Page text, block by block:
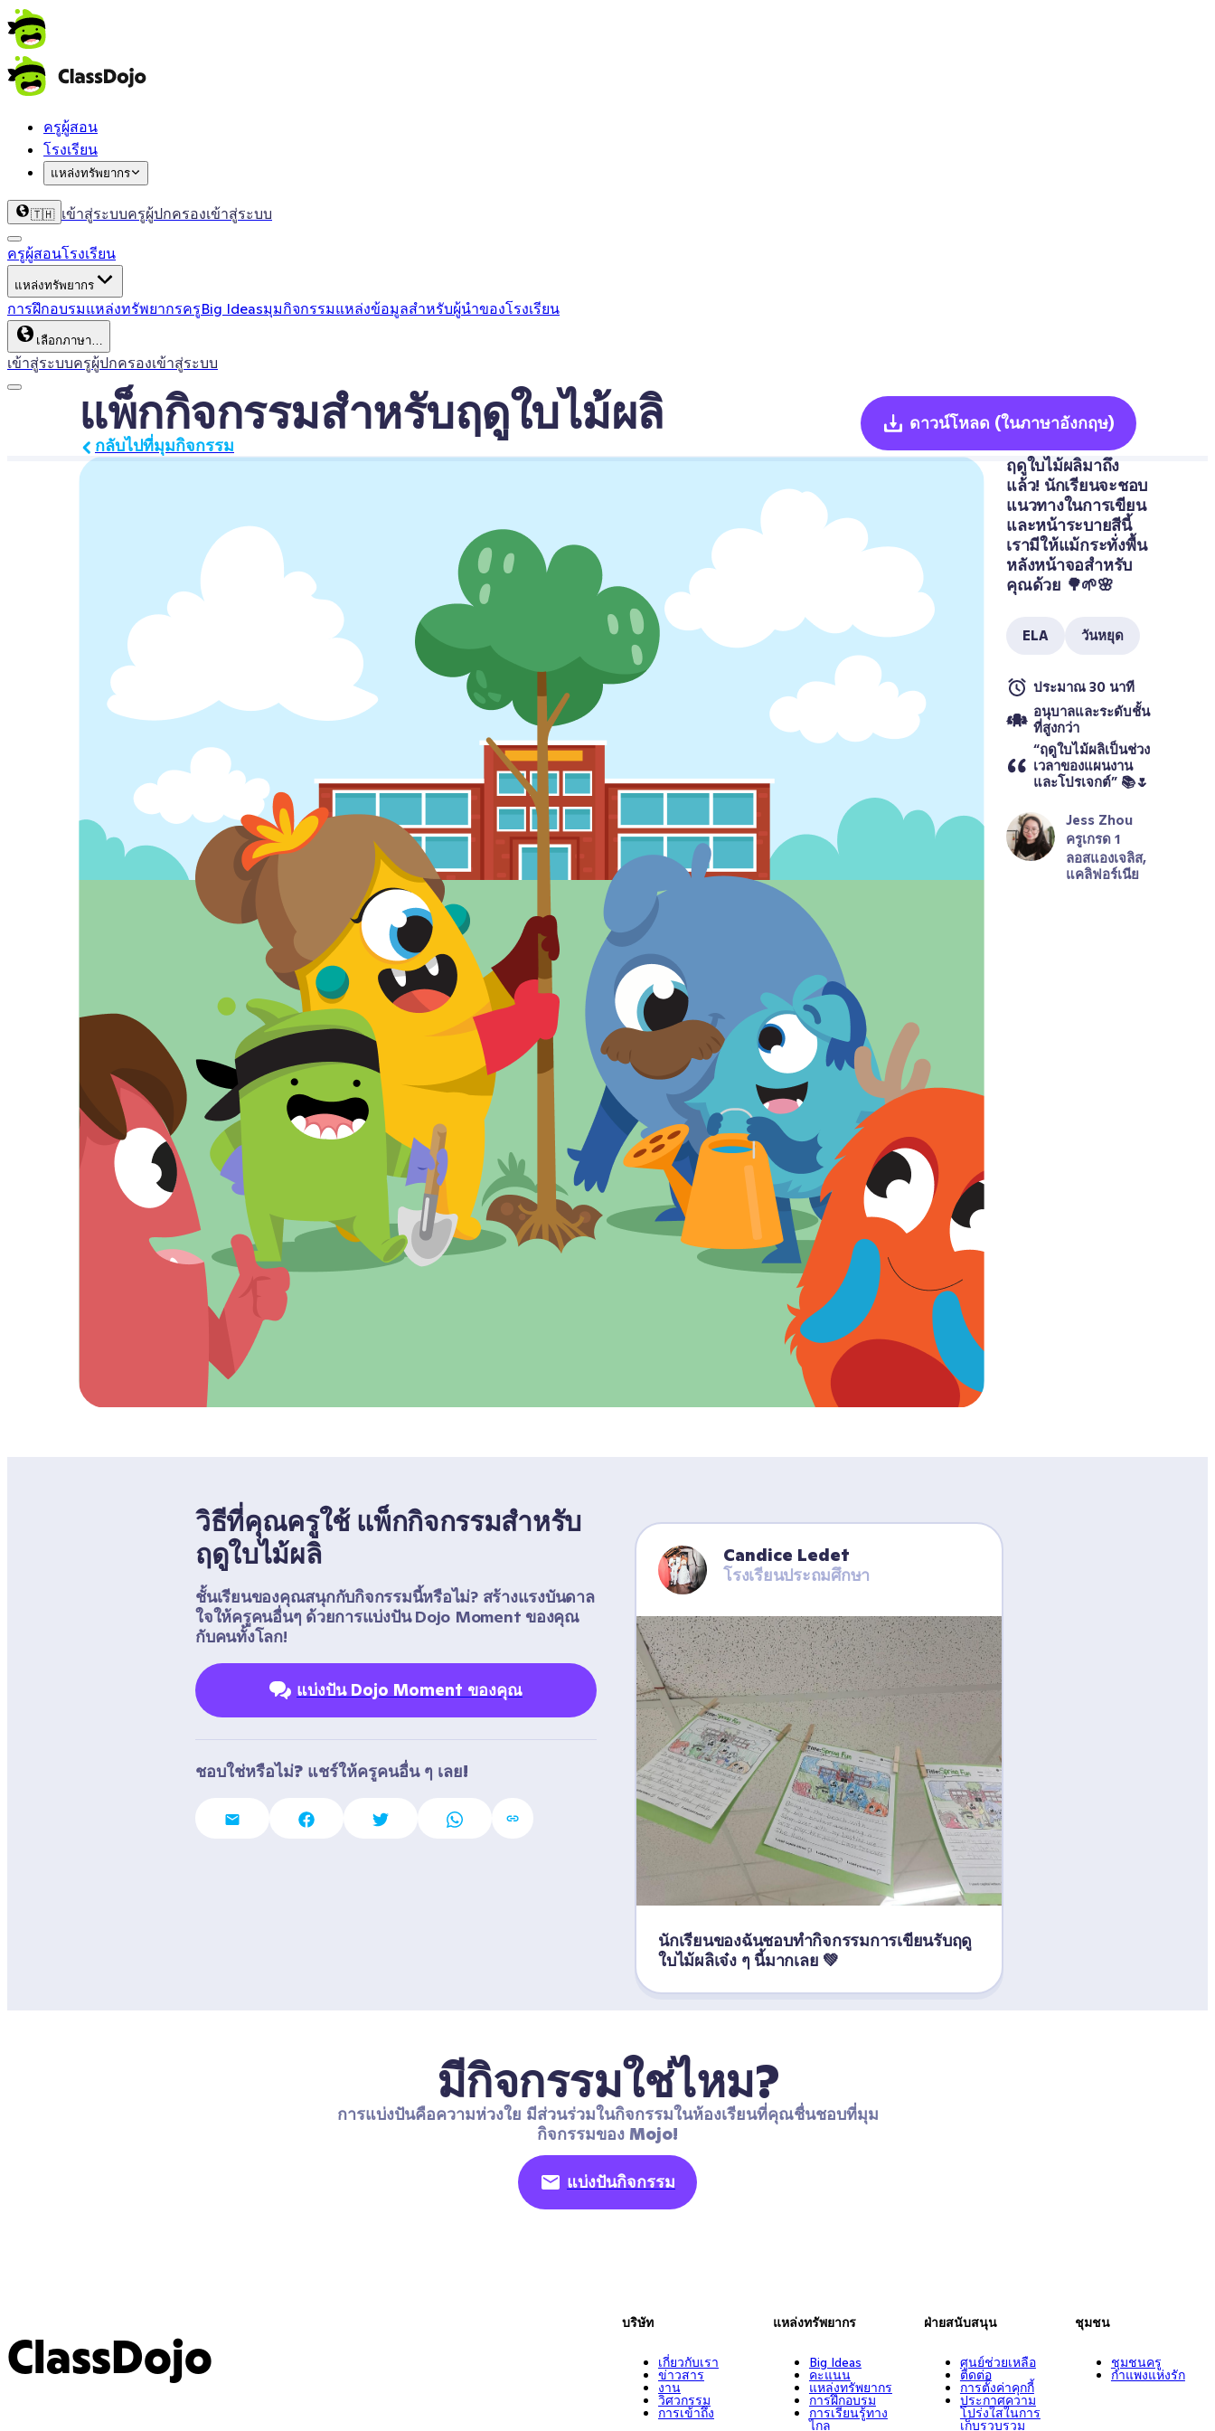
ครูผู้สอน
โรงเรียน
แหล่งทรัพยากร
🇹🇭 เข้าสู่ระบบครูผู้ปกครองเข้าสู่ระบบ
ครูผู้สอนโรงเรียน
แหล่งทรัพยากร
การฝึกอบรมแหล่งทรัพยากรครูBig Ideasมุมกิจกรรมแหล่งข้อมูลสำหรับผู้นำของโรงเรียน
เลือกภาษา…
เข้าสู่ระบบครูผู้ปกครองเข้าสู่ระบบ
แพ็กกิจกรรมสำหรับฤดูใบไม้ผลิ
กลับไปที่มุมกิจกรรม
ดาวน์โหลด (ในภาษาอังกฤษ)
ฤดูใบไม้ผลิมาถึง
แล้ว! นักเรียนจะชอบ
แนวทางในการเขียน
และหน้าระบายสีนี้
เรามีให้แม้กระทั่งพื้น
หลังหน้าจอสำหรับ
คุณด้วย 🌳🌱🌸
ELA วันหยุด
ประมาณ 30 นาที
อนุบาลและระดับชั้น
ที่สูงกว่า
“ฤดูใบไม้ผลิเป็นช่วง
เวลาของแผนงาน
และโปรเจกต์” 📚🌷
Jess Zhou
ครูเกรด 1
ลอสแองเจลิส,
แคลิฟอร์เนีย
วิธีที่คุณครูใช้ แพ็กกิจกรรมสำหรับ
ฤดูใบไม้ผลิ
ชั้นเรียนของคุณสนุกกับกิจกรรมนี้หรือไม่? สร้างแรงบันดาล
ใจให้ครูคนอื่นๆ ด้วยการแบ่งปัน Dojo Moment ของคุณ
กับคนทั้งโลก!
แบ่งปัน Dojo Moment ของคุณ
ชอบใช่หรือไม่? แชร์ให้ครูคนอื่น ๆ เลย!
Candice Ledet
โรงเรียนประถมศึกษา
นักเรียนของฉันชอบทำกิจกรรมการเขียนรับฤดู
ใบไม้ผลิเจ๋ง ๆ นี้มากเลย 💚
มีกิจกรรมใช่ไหม?
การแบ่งปันคือความห่วงใย มีส่วนร่วมในกิจกรรมในห้องเรียนที่คุณชื่นชอบที่มุม
กิจกรรมของ Mojo!
แบ่งปันกิจกรรม
ClassDojo
บริษัท
เกี่ยวกับเรา
ข่าวสาร
งาน
วิศวกรรม
การเข้าถึง
แหล่งทรัพยากร
Big Ideas
คะแนน
แหล่งทรัพยากร
การฝึกอบรม
การเรียนรู้ทาง
ไกล
ฝ่ายสนับสนุน
ศูนย์ช่วยเหลือ
ติดต่อ
การตั้งค่าคุกกี้
ประกาศความ
โปร่งใสในการ
เก็บรวบรวม
ชุมชน
ชุมชนครู
กำแพงแห่งรัก